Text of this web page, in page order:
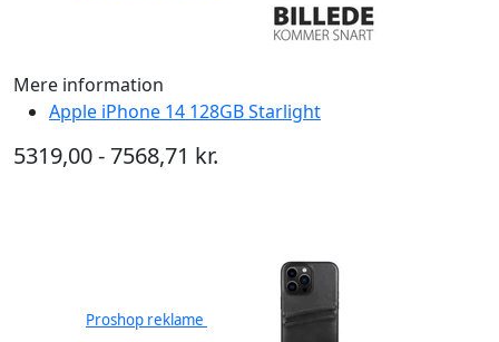
Mere information
Apple iPhone 14 128GB Starlight
5319,00 - 7568,71 kr.
Proshop reklame